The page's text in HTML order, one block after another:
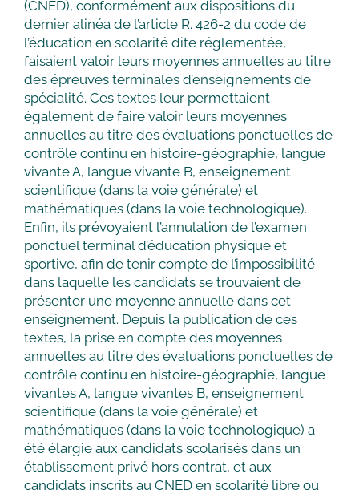
(CNED), conformément aux dispositions du
dernier alinéa de l’article R. 426-2 du code de
l’éducation en scolarité dite réglementée,
faisaient valoir leurs moyennes annuelles au titre
des épreuves terminales d’enseignements de
spécialité. Ces textes leur permettaient
également de faire valoir leurs moyennes
annuelles au titre des évaluations ponctuelles de
contrôle continu en histoire-géographie, langue
vivante A, langue vivante B, enseignement
scientifique (dans la voie générale) et
mathématiques (dans la voie technologique).
Enfin, ils prévoyaient l’annulation de l’examen
ponctuel terminal d’éducation physique et
sportive, afin de tenir compte de l’impossibilité
dans laquelle les candidats se trouvaient de
présenter une moyenne annuelle dans cet
enseignement. Depuis la publication de ces
textes, la prise en compte des moyennes
annuelles au titre des évaluations ponctuelles de
contrôle continu en histoire-géographie, langue
vivantes A, langue vivantes B, enseignement
scientifique (dans la voie générale) et
mathématiques (dans la voie technologique) a
été élargie aux candidats scolarisés dans un
établissement privé hors contrat, et aux
candidats inscrits au CNED en scolarité libre ou